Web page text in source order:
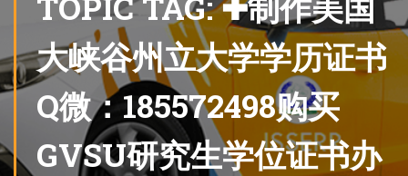
大峡谷州立大学学历证书
Q微：185572498购买
GVSU研究生学位证书办